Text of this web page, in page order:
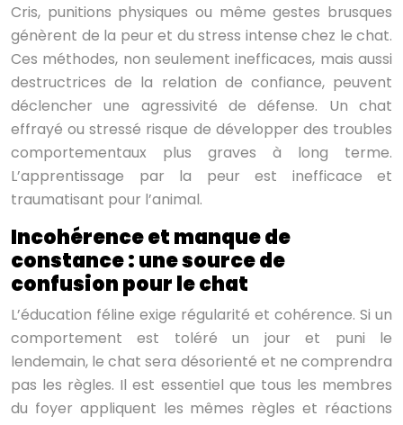
Cris, punitions physiques ou même gestes brusques
génèrent de la peur et du stress intense chez le chat.
Ces méthodes, non seulement inefficaces, mais aussi
destructrices de la relation de confiance, peuvent
déclencher une agressivité de défense. Un chat
effrayé ou stressé risque de développer des troubles
comportementaux plus graves à long terme.
L’apprentissage par la peur est inefficace et
traumatisant pour l’animal.
Incohérence et manque de
constance : une source de
confusion pour le chat
L’éducation féline exige régularité et cohérence. Si un
comportement est toléré un jour et puni le
lendemain, le chat sera désorienté et ne comprendra
pas les règles. Il est essentiel que tous les membres
du foyer appliquent les mêmes règles et réactions